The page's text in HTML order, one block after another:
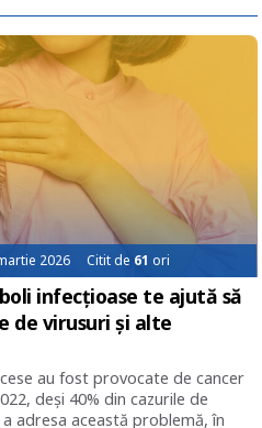
2026 Citit de 61 ori
infecţioase te ajută să
de virusuri şi alte
au fost provocate de cancer
deşi 40% din cazurile de
adresa această problemă, în